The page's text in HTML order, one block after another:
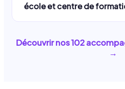
école et centre de
Découvrir nos102
→